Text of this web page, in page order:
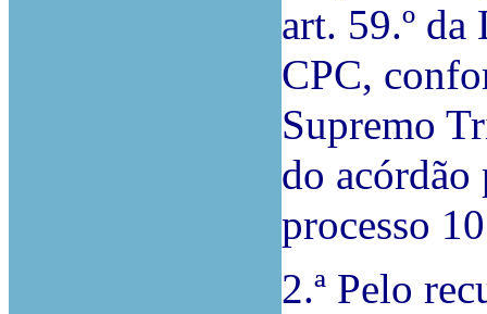
art. 59.º da
CPC,
Supremo
do
processo
2.ª Pelo